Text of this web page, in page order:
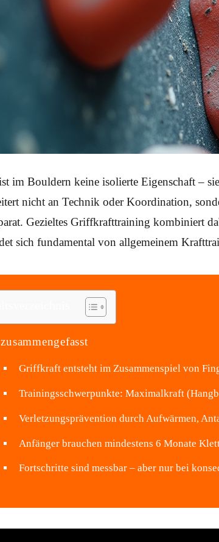
im Bouldern keine isolierte Eigenschaft –
nicht an Technik oder Koordination,
Gezieltes Griffkrafttraining kombiniert
sich fundamental von allgemeinem
Griffkraft entsteht im Zusammenspiel von
Trainingsschwerpunkte: Maximalkraft
Verletzungsprävention durch Aufwärmen,
Anfänger brauchen mindestens 6 Monate
Fortschritte sind messbar – aber nur bei